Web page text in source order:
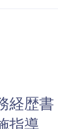
経歴
指導